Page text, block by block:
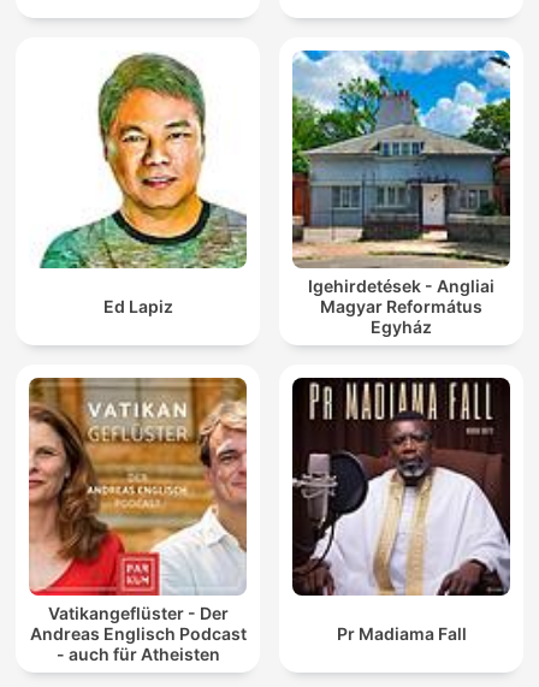
Ed Lapiz
Igehirdetések - Angliai
Magyar Református
Egyház
Vatikangeflüster - Der
Andreas Englisch Podcast
- auch für Atheisten
Pr Madiama Fall